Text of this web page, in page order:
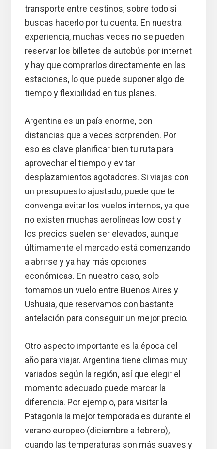
transporte entre destinos, sobre todo si
buscas hacerlo por tu cuenta. En nuestra
experiencia, muchas veces no se pueden
reservar los billetes de autobús por internet
y hay que comprarlos directamente en las
estaciones, lo que puede suponer algo de
tiempo y flexibilidad en tus planes.
Argentina es un país enorme, con
distancias que a veces sorprenden. Por
eso es clave planificar bien tu ruta para
aprovechar el tiempo y evitar
desplazamientos agotadores. Si viajas con
un presupuesto ajustado, puede que te
convenga evitar los vuelos internos, ya que
no existen muchas aerolíneas low cost y
los precios suelen ser elevados, aunque
últimamente el mercado está comenzando
a abrirse y ya hay más opciones
económicas. En nuestro caso, solo
tomamos un vuelo entre Buenos Aires y
Ushuaia, que reservamos con bastante
antelación para conseguir un mejor precio.
Otro aspecto importante es la época del
año para viajar. Argentina tiene climas muy
variados según la región, así que elegir el
momento adecuado puede marcar la
diferencia. Por ejemplo, para visitar la
Patagonia la mejor temporada es durante el
verano europeo (diciembre a febrero),
cuando las temperaturas son más suaves y